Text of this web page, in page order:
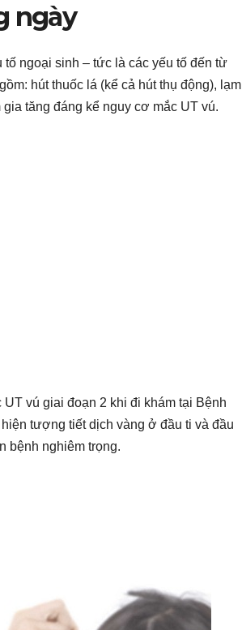
ngày
ngoại sinh – tức là các yếu tố đến từ
hút thuốc lá (kể cả hút thụ động), lạm
tăng đáng kể nguy cơ mắc UT vú.
vú giai đoạn 2 khi đi khám tại Bệnh
tượng tiết dịch vàng ở đầu ti và đầu
bệnh nghiêm trọng.